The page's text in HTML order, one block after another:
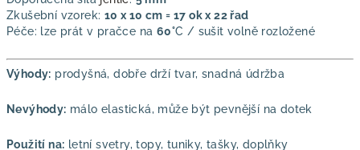
Zkušební vzorek: 10 x 10 cm = 17 ok x 22 řad
Péče: lze prát v pračce na 60°C / sušit volně rozložené
Výhody: prodyšná, dobře drží tvar, snadná údržba
Nevýhody: málo elastická, může být pevnější na dotek
Použití na: letní svetry, topy, tuniky, tašky, doplňky